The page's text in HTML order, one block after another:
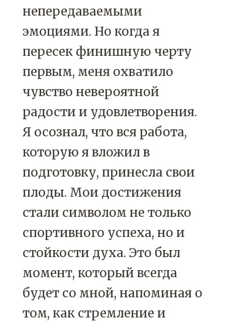
непередаваемыми
эмоциями. Но когда я
пересек финишную черту
первым, меня охватило
чувство невероятной
радости и удовлетворения.
Я осознал, что вся работа,
которую я вложил в
подготовку, принесла свои
плоды. Мои достижения
стали символом не только
спортивного успеха, но и
стойкости духа. Это был
момент, который всегда
будет со мной, напоминая о
том, как стремление и